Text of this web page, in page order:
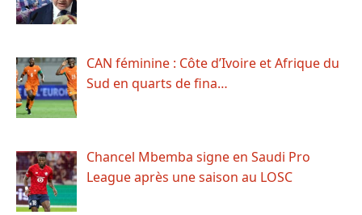
CAN féminine : Côte d’Ivoire et Afrique du
Sud en quarts de fina…
Chancel Mbemba signe en Saudi Pro
League après une saison au LOSC